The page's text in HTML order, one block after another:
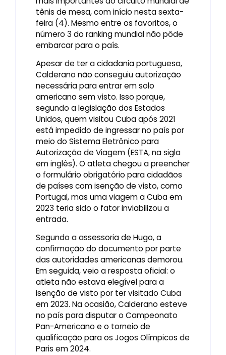
tênis de mesa, com início nesta sexta-
feira (4). Mesmo entre os favoritos, o
número 3 do ranking mundial não pôde
embarcar para o país.
Apesar de ter a cidadania portuguesa,
Calderano não conseguiu autorização
necessária para entrar em solo
americano sem visto. Isso porque,
segundo a legislação dos Estados
Unidos, quem visitou Cuba após 2021
está impedido de ingressar no país por
meio do Sistema Eletrônico para
Autorização de Viagem (ESTA, na sigla
em inglês). O atleta chegou a preencher
o formulário obrigatório para cidadãos
de países com isenção de visto, como
Portugal, mas uma viagem a Cuba em
2023 teria sido o fator inviabilizou a
entrada.
Segundo a assessoria de Hugo, a
confirmação do documento por parte
das autoridades americanas demorou.
Em seguida, veio a resposta oficial: o
atleta não estava elegível para a
isenção de visto por ter visitado Cuba
em 2023. Na ocasião, Calderano esteve
no país para disputar o Campeonato
Pan-Americano e o torneio de
qualificação para os Jogos Olímpicos de
Paris em 2024.